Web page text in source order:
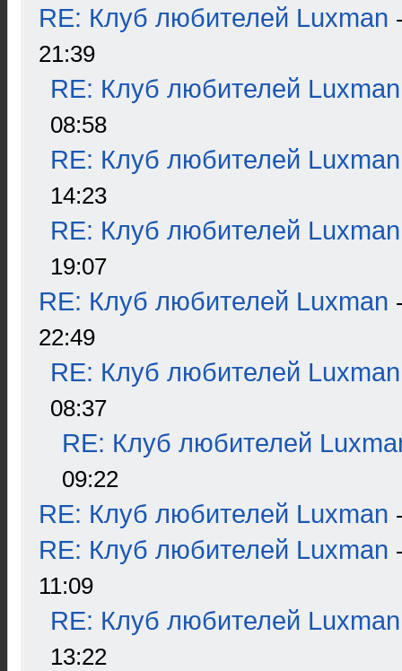
RE: Клуб любителей Luxman
21:39
RE: Клуб любителей Luxman
08:58
RE: Клуб любителей Luxman
14:23
RE: Клуб любителей Luxman
19:07
RE: Клуб любителей Luxman
22:49
RE: Клуб любителей Luxman
08:37
RE: Клуб любителей
09:22
RE: Клуб любителей Luxman
RE: Клуб любителей Luxman
11:09
RE: Клуб любителей Luxman
13:22